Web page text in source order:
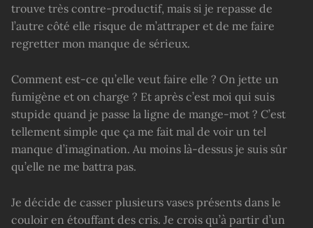
trouve très contre-productif, mais si je repasse de
l’autre côté elle risque de m’attraper et de me faire
regretter mon manque de sérieux.
Comment est-ce qu’elle veut faire elle ? On jette un
fumigène et on charge ? Et après c’est moi qui suis
stupide quand je passe la ligne de mange-mot ? C’est
tellement simple que ça me fait mal de voir un tel
manque d’imagination. Au moins là-dessus je suis sûr
qu’elle ne me battra pas.
Je décide de casser plusieurs vases présents dans le
couloir en étouffant des cris. Je crois qu’à partir d’un